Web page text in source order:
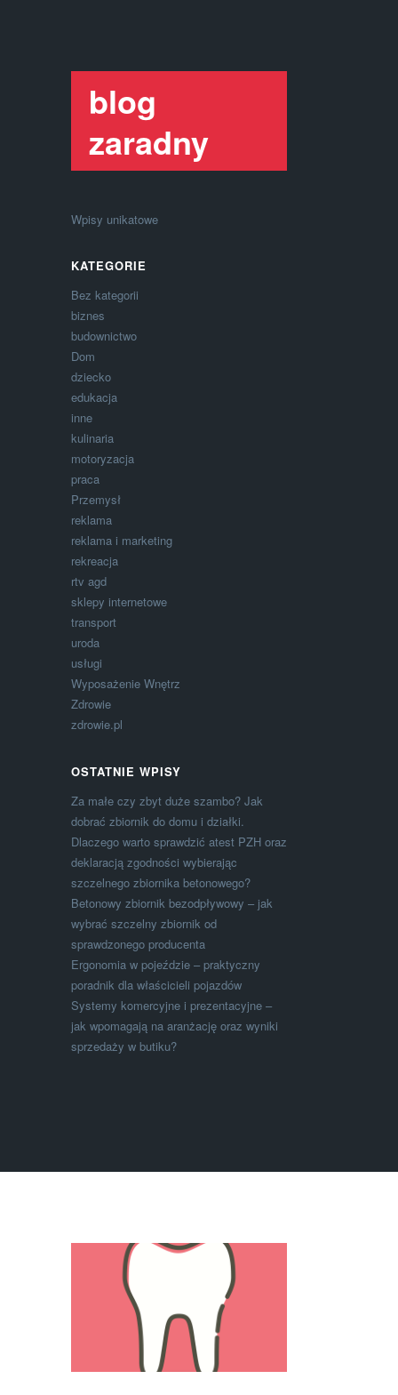
blog
zaradny
Wpisy unikatowe
KATEGORIE
Bez kategorii
biznes
budownictwo
Dom
dziecko
edukacja
inne
kulinaria
motoryzacja
praca
Przemysł
reklama
reklama i marketing
rekreacja
rtv agd
sklepy internetowe
transport
uroda
usługi
Wyposażenie Wnętrz
Zdrowie
zdrowie.pl
OSTATNIE WPISY
Za małe czy zbyt duże szambo? Jak
dobrać zbiornik do domu i działki.
Dlaczego warto sprawdzić atest PZH oraz
deklaracją zgodności wybierając
szczelnego zbiornika betonowego?
Betonowy zbiornik bezodpływowy – jak
wybrać szczelny zbiornik od
sprawdzonego producenta
Ergonomia w pojeździe – praktyczny
poradnik dla właścicieli pojazdów
Systemy komercyjne i prezentacyjne –
jak wpomagają na aranżację oraz wyniki
sprzedaży w butiku?